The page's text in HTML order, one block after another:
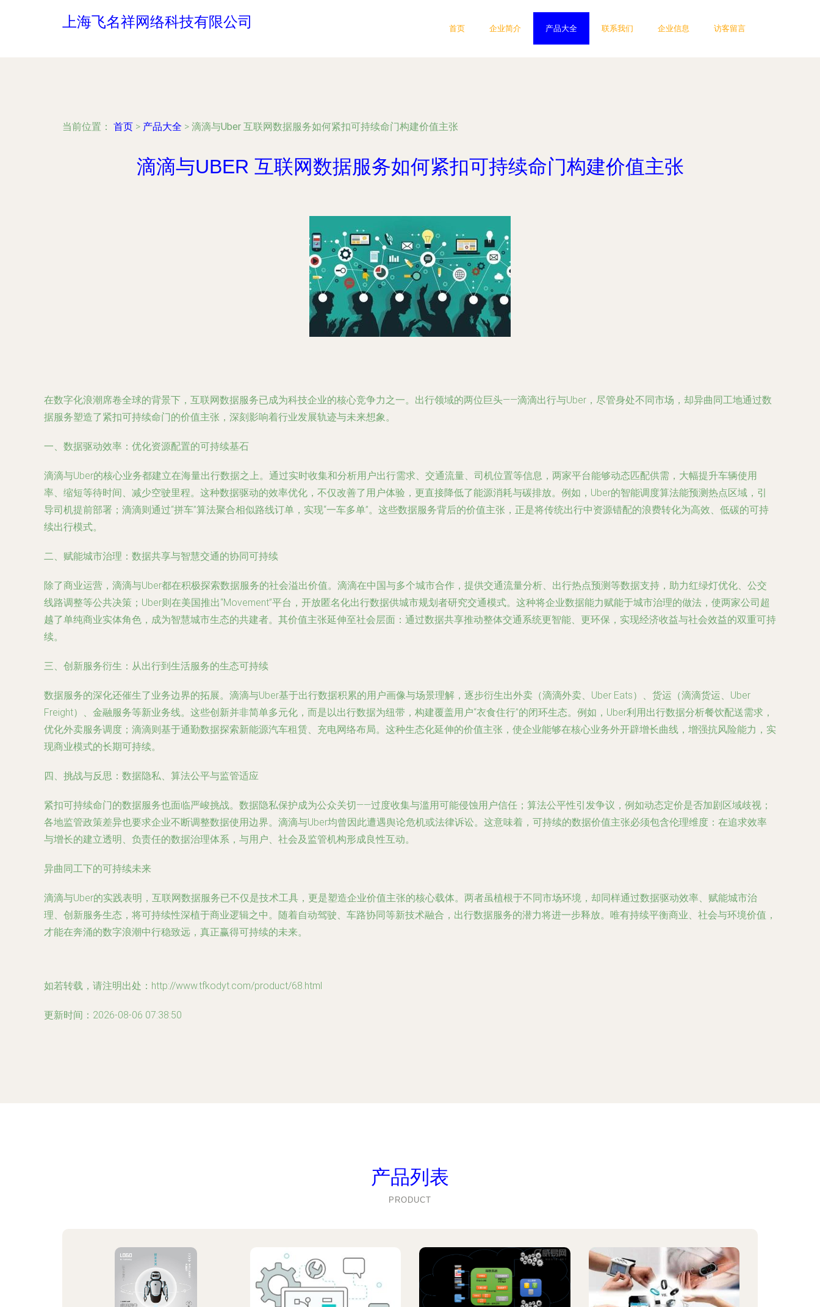
上海飞名祥网络科技有限公司 首页 企业简介 产品大全 联系我们 企业信息 访客留言
当前位置： 首页 > 产品大全 > 滴滴与Uber 互联网数据服务如何紧扣可持续命门构建价值主张
滴滴与UBER 互联网数据服务如何紧扣可持续命门构建价值主张
在数字化浪潮席卷全球的背景下，互联网数据服务已成为科技企业的核心竞争力之一。出行领域的两位巨头——滴滴出行与Uber，尽管身处不同市场，却异曲同工地通过数
据服务塑造了紧扣可持续命门的价值主张，深刻影响着行业发展轨迹与未来想象。
一、数据驱动效率：优化资源配置的可持续基石
滴滴与Uber的核心业务都建立在海量出行数据之上。通过实时收集和分析用户出行需求、交通流量、司机位置等信息，两家平台能够动态匹配供需，大幅提升车辆使用
率、缩短等待时间、减少空驶里程。这种数据驱动的效率优化，不仅改善了用户体验，更直接降低了能源消耗与碳排放。例如，Uber的智能调度算法能预测热点区域，引
导司机提前部署；滴滴则通过“拼车”算法聚合相似路线订单，实现“一车多单”。这些数据服务背后的价值主张，正是将传统出行中资源错配的浪费转化为高效、低碳的可持
续出行模式。
二、赋能城市治理：数据共享与智慧交通的协同可持续
除了商业运营，滴滴与Uber都在积极探索数据服务的社会溢出价值。滴滴在中国与多个城市合作，提供交通流量分析、出行热点预测等数据支持，助力红绿灯优化、公交
线路调整等公共决策；Uber则在美国推出“Movement”平台，开放匿名化出行数据供城市规划者研究交通模式。这种将企业数据能力赋能于城市治理的做法，使两家公司超
越了单纯商业实体角色，成为智慧城市生态的共建者。其价值主张延伸至社会层面：通过数据共享推动整体交通系统更智能、更环保，实现经济收益与社会效益的双重可持
续。
三、创新服务衍生：从出行到生活服务的生态可持续
数据服务的深化还催生了业务边界的拓展。滴滴与Uber基于出行数据积累的用户画像与场景理解，逐步衍生出外卖（滴滴外卖、Uber Eats）、货运（滴滴货运、Uber
Freight）、金融服务等新业务线。这些创新并非简单多元化，而是以出行数据为纽带，构建覆盖用户“衣食住行”的闭环生态。例如，Uber利用出行数据分析餐饮配送需求，
优化外卖服务调度；滴滴则基于通勤数据探索新能源汽车租赁、充电网络布局。这种生态化延伸的价值主张，使企业能够在核心业务外开辟增长曲线，增强抗风险能力，实
现商业模式的长期可持续。
四、挑战与反思：数据隐私、算法公平与监管适应
紧扣可持续命门的数据服务也面临严峻挑战。数据隐私保护成为公众关切——过度收集与滥用可能侵蚀用户信任；算法公平性引发争议，例如动态定价是否加剧区域歧视；
各地监管政策差异也要求企业不断调整数据使用边界。滴滴与Uber均曾因此遭遇舆论危机或法律诉讼。这意味着，可持续的数据价值主张必须包含伦理维度：在追求效率
与增长的建立透明、负责任的数据治理体系，与用户、社会及监管机构形成良性互动。
异曲同工下的可持续未来
滴滴与Uber的实践表明，互联网数据服务已不仅是技术工具，更是塑造企业价值主张的核心载体。两者虽植根于不同市场环境，却同样通过数据驱动效率、赋能城市治
理、创新服务生态，将可持续性深植于商业逻辑之中。随着自动驾驶、车路协同等新技术融合，出行数据服务的潜力将进一步释放。唯有持续平衡商业、社会与环境价值，
才能在奔涌的数字浪潮中行稳致远，真正赢得可持续的未来。
如若转载，请注明出处：http://www.tfkodyt.com/product/68.html
更新时间：2026-08-06 07:38:50
产品列表
PRODUCT